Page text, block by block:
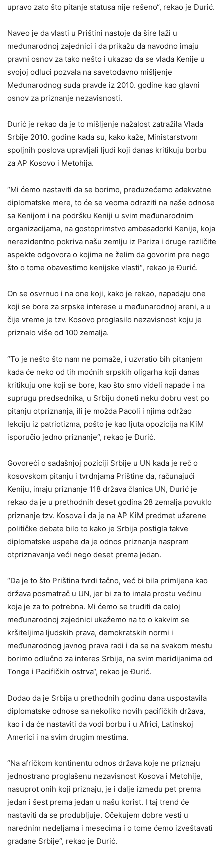
upravo zato što pitanje statusa nije rešeno“, rekao je Đurić.
Naveo je da vlasti u Prištini nastoje da šire laži u
međunarodnoj zajednici i da prikažu da navodno imaju
pravni osnov za tako nešto i ukazao da se vlada Kenije u
svojoj odluci pozvala na savetodavno mišljenje
Međunarodnog suda pravde iz 2010. godine kao glavni
osnov za priznanje nezavisnosti.
Đurić je rekao da je to mišljenje nažalost zatražila Vlada
Srbije 2010. godine kada su, kako kaže, Ministarstvom
spoljnih poslova upravljali ljudi koji danas kritikuju borbu
za AP Kosovo i Metohija.
“Mi ćemo nastaviti da se borimo, preduzećemo adekvatne
diplomatske mere, to će se veoma odraziti na naše odnose
sa Kenijom i na podršku Keniji u svim međunarodnim
organizacijama, na gostoprimstvo ambasadorki Kenije, koja
nerezidentno pokriva našu zemlju iz Pariza i druge različite
aspekte odgovora o kojima ne želim da govorim pre nego
što o tome obavestimo kenijske vlasti“, rekao je Đurić.
On se osvrnuo i na one koji, kako je rekao, napadaju one
koji se bore za srpske interese u međunarodnoj areni, a u
čije vreme je tzv. Kosovo proglasilo nezavisnost koju je
priznalo više od 100 zemalja.
“To je nešto što nam ne pomaže, i uzvratio bih pitanjem
kada će neko od tih moćnih srpskih oligarha koji danas
kritikuju one koji se bore, kao što smo videli napade i na
suprugu predsednika, u Srbiju doneti neku dobru vest po
pitanju otpriznanja, ili je možda Pacoli i njima održao
lekciju iz patriotizma, pošto je kao ljuta opozicija na KiM
isporučio jedno priznanje“, rekao je Đurić.
Govoreći o sadašnjoj poziciji Srbije u UN kada je reč o
kosovskom pitanju i tvrdnjama Prištine da, računajući
Keniju, imaju priznanje 118 država članica UN, Đurić je
rekao da je u prethodnih deset godina 28 zemalja povuklo
priznanje tzv. Kosova i da je na AP KiM predmet užarene
političke debate bilo to kako je Srbija postigla takve
diplomatske uspehe da je odnos priznanja naspram
otpriznavanja veći nego deset prema jedan.
“Da je to što Priština tvrdi tačno, već bi bila primljena kao
država posmatrač u UN, jer bi za to imala prostu većinu
koja je za to potrebna. Mi ćemo se truditi da celoj
međunarodnoj zajednici ukažemo na to o kakvim se
kršiteljima ljudskih prava, demokratskih normi i
međunarodnog javnog prava radi i da se na svakom mestu
borimo odlučno za interes Srbije, na svim meridijanima od
Tonge i Pacifičkih ostrva“, rekao je Đurić.
Dodao da je Srbija u prethodnih godinu dana uspostavila
diplomatske odnose sa nekoliko novih pacifičkih država,
kao i da će nastaviti da vodi borbu i u Africi, Latinskoj
Americi i na svim drugim mestima.
“Na afričkom kontinentu odnos država koje ne priznaju
jednostrano proglašenu nezavisnost Kosova i Metohije,
nasuprot onih koji priznaju, je i dalje između pet prema
jedan i šest prema jedan u našu korist. I taj trend će
nastaviti da se produbljuje. Očekujem dobre vesti u
narednim nedeljama i mesecima i o tome ćemo izveštavati
građane Srbije“, rekao je Đurić.